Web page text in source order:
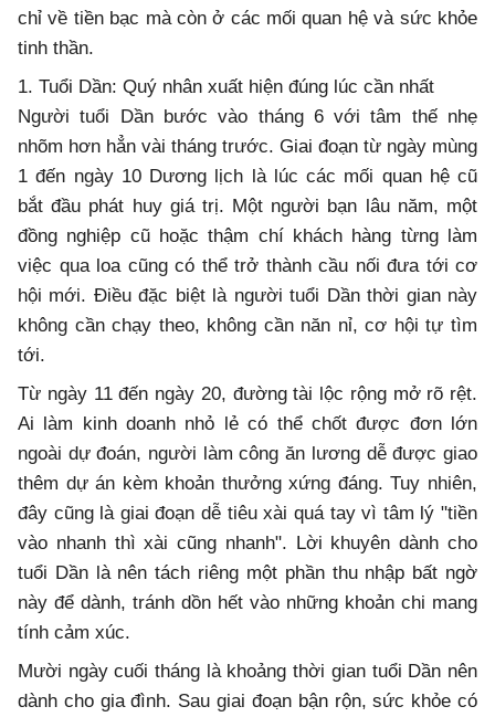
chỉ về tiền bạc mà còn ở các mối quan hệ và sức khỏe
tinh thần.
1. Tuổi Dần: Quý nhân xuất hiện đúng lúc cần nhất
Người tuổi Dần bước vào tháng 6 với tâm thế nhẹ
nhõm hơn hẳn vài tháng trước. Giai đoạn từ ngày mùng
1 đến ngày 10 Dương lịch là lúc các mối quan hệ cũ
bắt đầu phát huy giá trị. Một người bạn lâu năm, một
đồng nghiệp cũ hoặc thậm chí khách hàng từng làm
việc qua loa cũng có thể trở thành cầu nối đưa tới cơ
hội mới. Điều đặc biệt là người tuổi Dần thời gian này
không cần chạy theo, không cần năn nỉ, cơ hội tự tìm
tới.
Từ ngày 11 đến ngày 20, đường tài lộc rộng mở rõ rệt.
Ai làm kinh doanh nhỏ lẻ có thể chốt được đơn lớn
ngoài dự đoán, người làm công ăn lương dễ được giao
thêm dự án kèm khoản thưởng xứng đáng. Tuy nhiên,
đây cũng là giai đoạn dễ tiêu xài quá tay vì tâm lý "tiền
vào nhanh thì xài cũng nhanh". Lời khuyên dành cho
tuổi Dần là nên tách riêng một phần thu nhập bất ngờ
này để dành, tránh dồn hết vào những khoản chi mang
tính cảm xúc.
Mười ngày cuối tháng là khoảng thời gian tuổi Dần nên
dành cho gia đình. Sau giai đoạn bận rộn, sức khỏe có